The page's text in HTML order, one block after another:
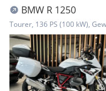
BMW R 1250
Tourer, 136 PS (100 kW),